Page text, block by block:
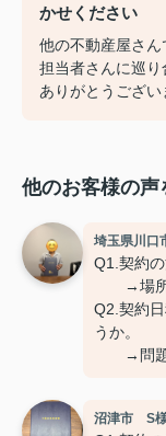
かせください
他の不動産屋さ
担当者さんに巡
ありがとうござい
他のお客様の声
埼玉県川
Q1.契約
→場所
Q2.契約
うか。
→問題
おきか
沼津市 S